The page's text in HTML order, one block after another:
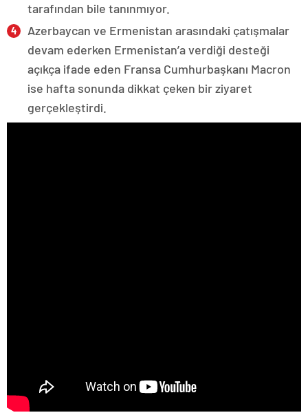
tarafından bile tanınmıyor.
Azerbaycan ve Ermenistan arasındaki çatışmalar
devam ederken Ermenistan’a verdiği desteği
açıkça ifade eden Fransa Cumhurbaşkanı Macron
ise hafta sonunda dikkat çeken bir ziyaret
gerçekleştirdi.